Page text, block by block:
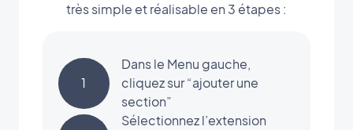
très simple et réalisable en 3 étapes :
1
Dans le Menu gauche,
cliquez sur “ajouter une
section”
Sélectionnez l’extension